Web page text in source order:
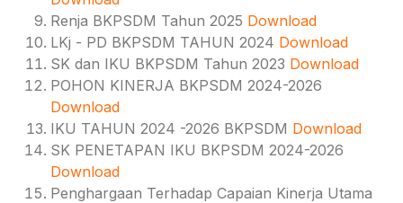
Renja BKPSDM Tahun 2025 Download
LKj - PD BKPSDM TAHUN 2024 Download
SK dan IKU BKPSDM Tahun 2023 Download
POHON KINERJA BKPSDM 2024-2026
Download
IKU TAHUN 2024 -2026 BKPSDM Download
SK PENETAPAN IKU BKPSDM 2024-2026
Download
Penghargaan Terhadap Capaian Kinerja Utama